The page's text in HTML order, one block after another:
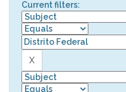
Current filters: